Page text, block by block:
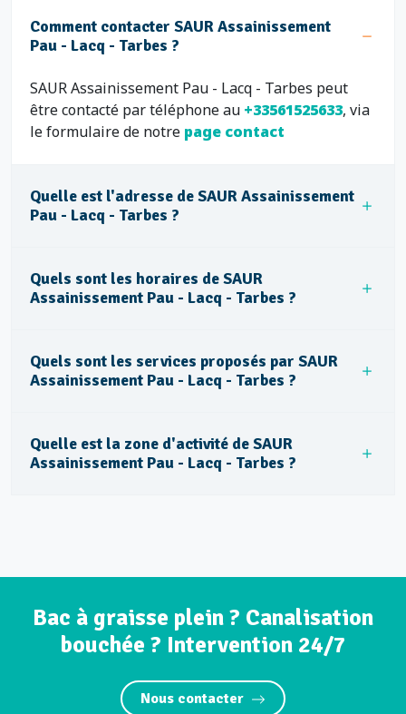
Comment contacter SAUR Assainissement
Pau - Lacq - Tarbes ?
SAUR Assainissement Pau - Lacq - Tarbes peut
être contacté par téléphone au +33561525633, via
le formulaire de notre page contact
Quelle est l'adresse de SAUR Assainissement
Pau - Lacq - Tarbes ?
Quels sont les horaires de SAUR
Assainissement Pau - Lacq - Tarbes ?
Quels sont les services proposés par SAUR
Assainissement Pau - Lacq - Tarbes ?
Quelle est la zone d'activité de SAUR
Assainissement Pau - Lacq - Tarbes ?
Bac à graisse plein ? Canalisation
bouchée ? Intervention 24/7
Nous contacter